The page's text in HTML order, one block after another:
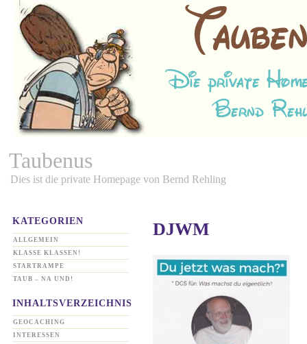
Taubenus
Dies ist die private Homepage von Bernd Rehling
KATEGORIEN
ALLGEMEIN
KLASSE KLASSEN!
STARTRAMPE
TAUB – NA UND!
INHALTSVERZEICHNIS
GEOCACHING
INTERESSEN
DJWM